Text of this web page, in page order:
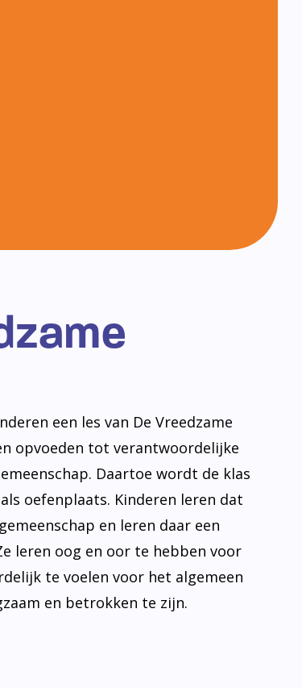
een les van De Vreedzame
opvoeden tot verantwoordelijke
Daartoe wordt de klas
oefenplaats. Kinderen leren dat
en leren daar een
leren oog en oor te hebben voor
te voelen voor het algemeen
en betrokken te zijn.